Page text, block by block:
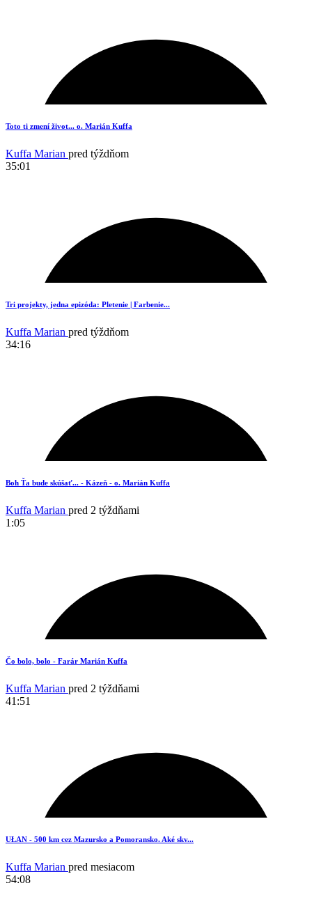
6
6
Toto ti zmení život... o. Marián Kuffa
Kuffa Marian pred týždňom
35:01
19
Tri projekty, jedna epizóda: Pletenie | Farbenie...
Kuffa Marian pred týždňom
34:16
19
Boh Ťa bude skúšať... - Kázeň - o. Marián Kuffa
Kuffa Marian pred 2 týždňami
1:05
16
Čo bolo, bolo - Farár Marián Kuffa
Kuffa Marian pred 2 týždňami
41:51
UŁAN - 500 km cez Mazursko a Pomoransko. Aké skv...
Kuffa Marian pred mesiacom
54:08